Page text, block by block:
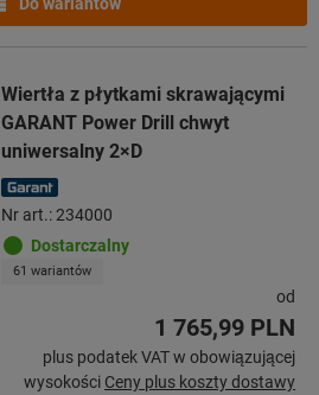
Wiertła z płytkami skrawającymi
GARANT Power Drill chwyt
uniwersalny 2×D
Nr art.: 234000
Dostarczalny
61 wariantów
od
1 765,99 PLN
plus podatek VAT w obowiązującej
wysokości Ceny plus koszty dostawy